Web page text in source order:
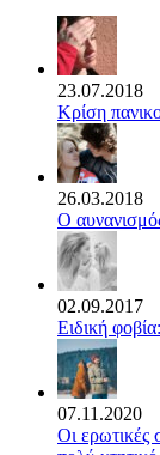
23.07.2018
Κρίση
26.03.2018
Ο
02.09.2017
Ειδική
07.11.2020
Οι ερωτικές